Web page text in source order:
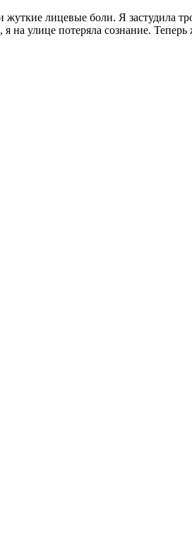
лицевые боли. Я застудила
улице потеряла сознание.